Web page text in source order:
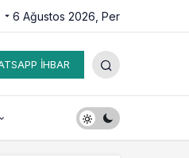
6 Ağustos 2026, Per
İHBAR